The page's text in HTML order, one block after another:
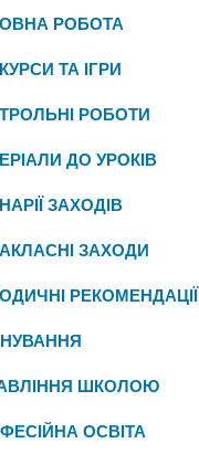
РОБОТА
ТА ІГРИ
РОБОТИ
ДО УРОКІВ
ЗАХОДІВ
ЗАХОДИ
РЕКОМЕНДАЦІЇ
ШКОЛОЮ
ОСВІТА